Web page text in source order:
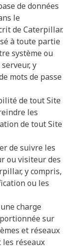
de données
le
de Caterpillar.
à toute partie
système ou
y
mots de passe
de tout Site
les
de tout Site
de suivre les
ou visiteur des
y compris,
ou les
charge
sur
et réseaux
les réseaux